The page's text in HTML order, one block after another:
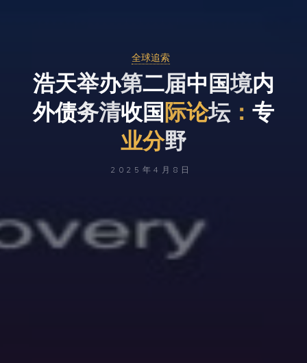
全球追索
浩天举办第二
二 届中国 国
境内
外债 债
务清 清
收国际论坛
坛 ： 专
业分野
2025年4月8日